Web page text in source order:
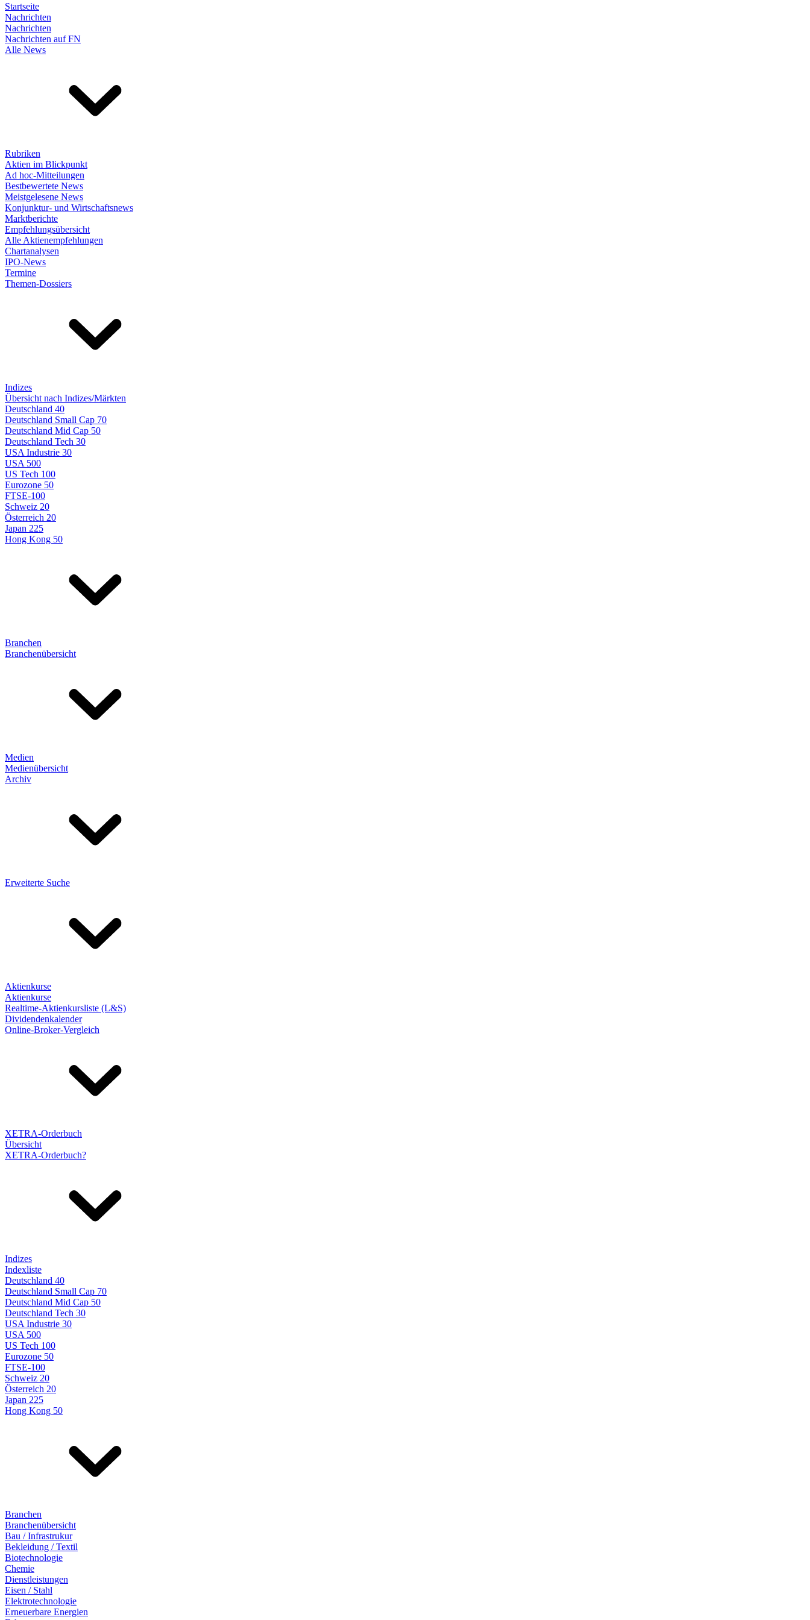
Startseite
Nachrichten
Nachrichten
Nachrichten auf FN
Alle News
Rubriken
Aktien im Blickpunkt
Ad hoc-Mitteilungen
Bestbewertete News
Meistgelesene News
Konjunktur- und Wirtschaftsnews
Marktberichte
Empfehlungsübersicht
Alle Aktienempfehlungen
Chartanalysen
IPO-News
Termine
Themen-Dossiers
Indizes
Übersicht nach Indizes/Märkten
Deutschland 40
Deutschland Small Cap 70
Deutschland Mid Cap 50
Deutschland Tech 30
USA Industrie 30
USA 500
US Tech 100
Eurozone 50
FTSE-100
Schweiz 20
Österreich 20
Japan 225
Hong Kong 50
Branchen
Branchenübersicht
Medien
Medienübersicht
Archiv
Erweiterte Suche
Aktienkurse
Aktienkurse
Realtime-Aktienkursliste (L&S)
Dividendenkalender
Online-Broker-Vergleich
XETRA-Orderbuch
Übersicht
XETRA-Orderbuch?
Indizes
Indexliste
Deutschland 40
Deutschland Small Cap 70
Deutschland Mid Cap 50
Deutschland Tech 30
USA Industrie 30
USA 500
US Tech 100
Eurozone 50
FTSE-100
Schweiz 20
Österreich 20
Japan 225
Hong Kong 50
Branchen
Branchenübersicht
Bau / Infrastrukur
Bekleidung / Textil
Biotechnologie
Chemie
Dienstleistungen
Eisen / Stahl
Elektrotechnologie
Erneuerbare Energien